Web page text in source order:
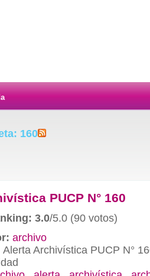
160
PUCP N° 160
3.0/5.0 (90 votos)
archivo
Alerta Archivística PUCP N°